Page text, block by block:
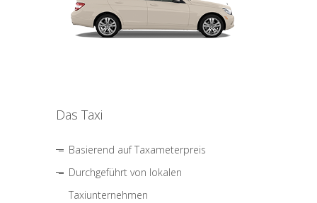
Das Taxi
Basierend auf Taxameterpreis
Durchgeführt von lokalen
Taxiunternehmen